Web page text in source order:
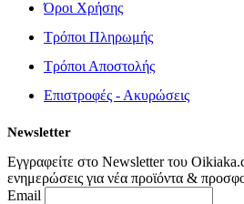
Όροι Χρήσης
Τρόποι Πληρωμής
Τρόποι Αποστολής
Επιστροφές - Ακυρώσεις
Newsletter
Εγγραφείτε στο Newsletter του
ενημερώσεις για νέα προϊόντα &
Email